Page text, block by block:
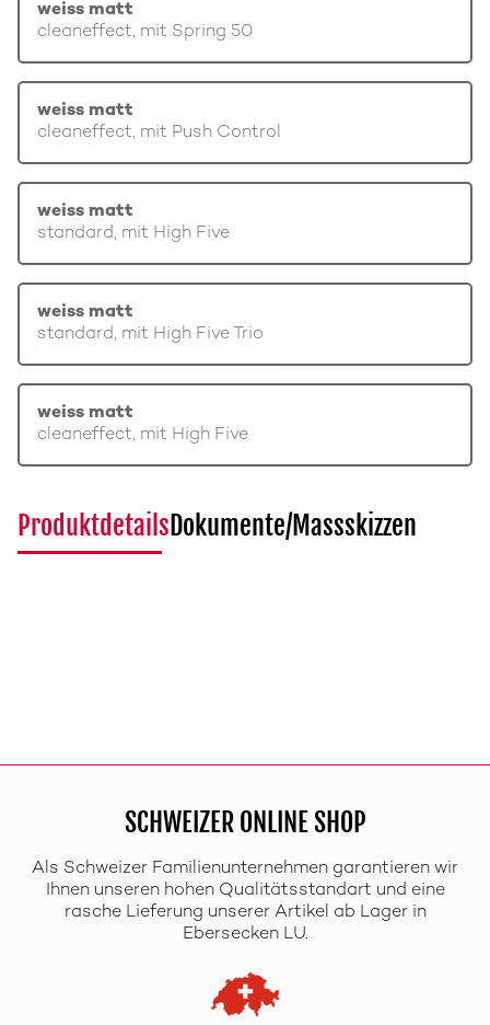
weiss matt
cleaneffect, mit Spring 50
weiss matt
cleaneffect, mit Push Control
weiss matt
standard, mit High Five
weiss matt
standard, mit High Five Trio
weiss matt
cleaneffect, mit High Five
ProduktdetailsDokumente/Massskizzen
SCHWEIZER ONLINE SHOP
Als Schweizer Familienunternehmen garantieren wir
Ihnen unseren hohen Qualitätsstandart und eine
rasche Lieferung unserer Artikel ab Lager in
Ebersecken LU.